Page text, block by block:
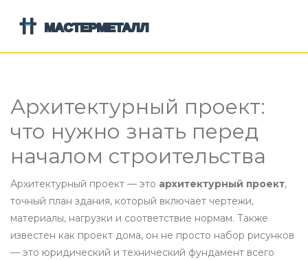
Архитектурный проект:
что нужно знать перед
началом строительства
Архитектурный проект — это архитектурный проект,
точный план здания, который включает чертежи,
материалы, нагрузки и соответствие нормам. Также
известен как проект дома, он не просто набор рисунков
— это юридический и технический фундамент всего